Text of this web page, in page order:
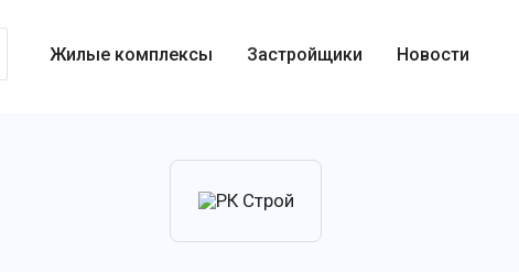
Жилые комплексы Застройщики Новости